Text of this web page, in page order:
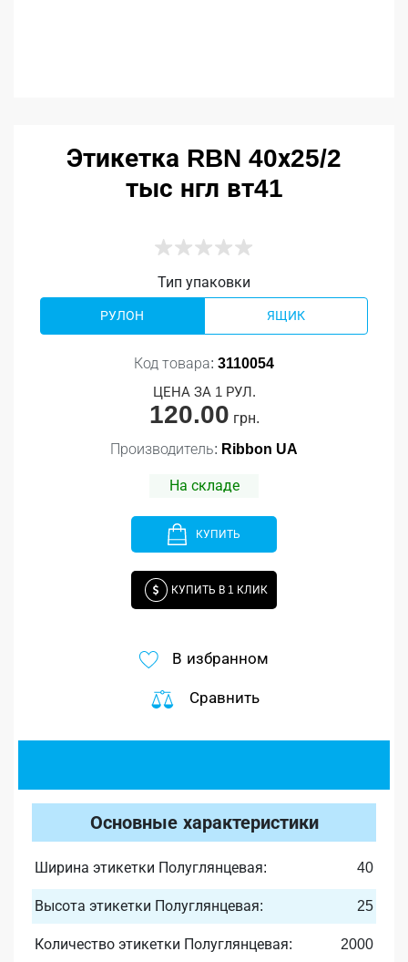
Этикетка RBN 40х25/2
тыс нгл вт41
Тип упаковки
РУЛОН ЯЩИК
Код товара: 3110054
ЦЕНА ЗА 1 РУЛ.
120.00 грн.
Производитель: Ribbon UA
На складе
КУПИТЬ
КУПИТЬ В 1 КЛИК
В избранном
Сравнить
Основные характеристики
Ширина этикетки Полуглянцевая: 40
Высота этикетки Полуглянцевая: 25
Количество этикетки Полуглянцевая: 2000